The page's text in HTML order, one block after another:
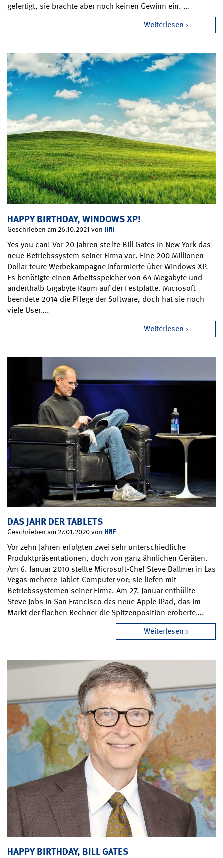
gefertigt, sie brachte aber noch keinen Gewinn ein. …
Weiterlesen
HAPPY BIRTHDAY, WINDOWS XP!
Geschrieben am 26.10.2021 von HNF
Yes you can! Vor 20 Jahren stellte Bill Gates in New York das
neue Betriebssystem seiner Firma vor. Eine 200 Millionen
Dollar teure Werbekampagne informierte über Windows XP.
Es benötigte einen Arbeitsspeicher von 64 Megabyte und
anderthalb Gigabyte Raum auf der Festplatte. Microsoft
beendete 2014 die Pflege der Software, doch hat sie noch
viele User….
Weiterlesen
DAS JAHR DER TABLETS
Geschrieben am 27.01.2020 von HNF
Vor zehn Jahren erfolgten zwei sehr unterschiedliche
Produktpräsentationen, doch von ganz ähnlichen Geräten.
Am 6. Januar 2010 stellte Microsoft-Chef Steve Ballmer in Las
Vegas mehrere Tablet-Computer vor; sie liefen mit
Betriebssystemen seiner Firma. Am 27. Januar enthüllte
Steve Jobs in San Francisco das neue Apple iPad, das im
Markt der flachen Rechner die Spitzenposition eroberte….
Weiterlesen
HAPPY BIRTHDAY, BILL GATES